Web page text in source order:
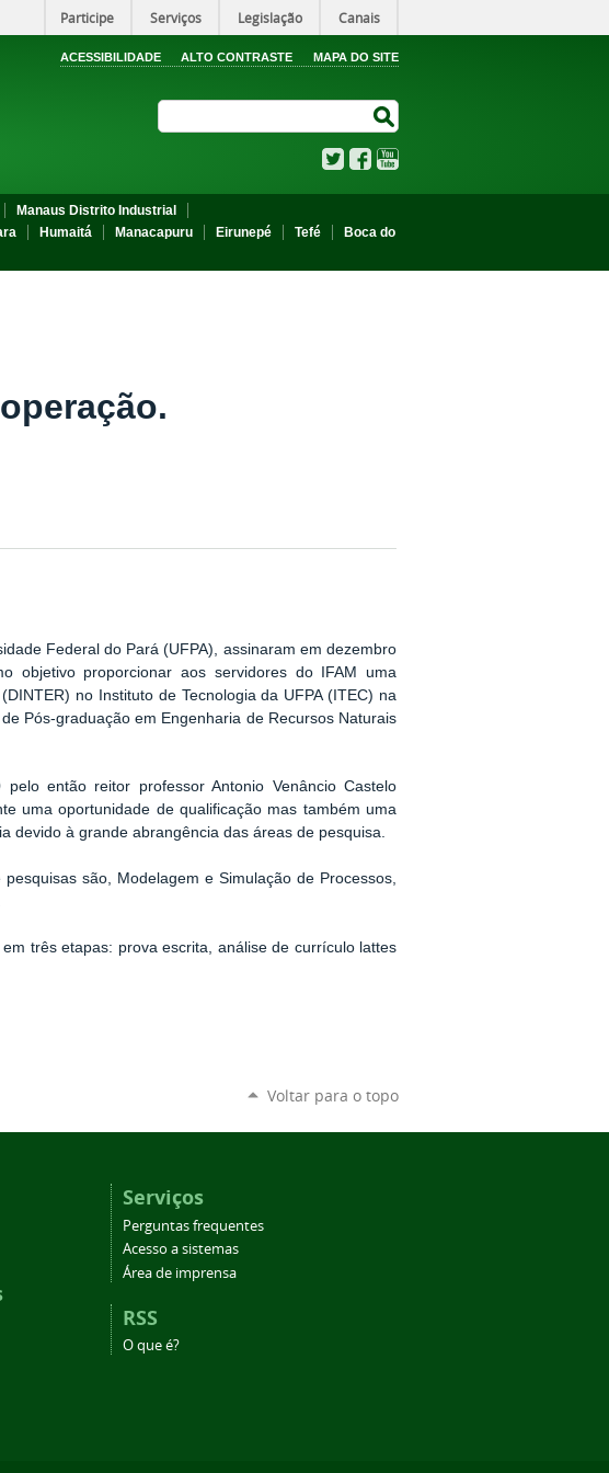
Participe Serviços Legislação Canais
ACESSIBILIDADE ALTO CONTRASTE MAPA DO SITE
TwitterFacebook
Manaus Distrito Industrial
Humaitá Manacapuru Eirunepé Tefé
Boca do
Federal do Pará (UFPA), assinaram em dezembro
objetivo proporcionar aos servidores do IFAM uma
no Instituto de Tecnologia da UFPA (ITEC) na
Pós-graduação em Engenharia de Recursos Naturais
então reitor professor Antonio Venâncio Castelo
uma oportunidade de qualificação mas também uma
devido à grande abrangência das áreas de pesquisa.
são, Modelagem e Simulação de Processos,
três etapas: prova escrita, análise de currículo lattes
Voltar para o topo
Serviços
Perguntas frequentes
Acesso a sistemas
Área de imprensa
RSS
O que é?